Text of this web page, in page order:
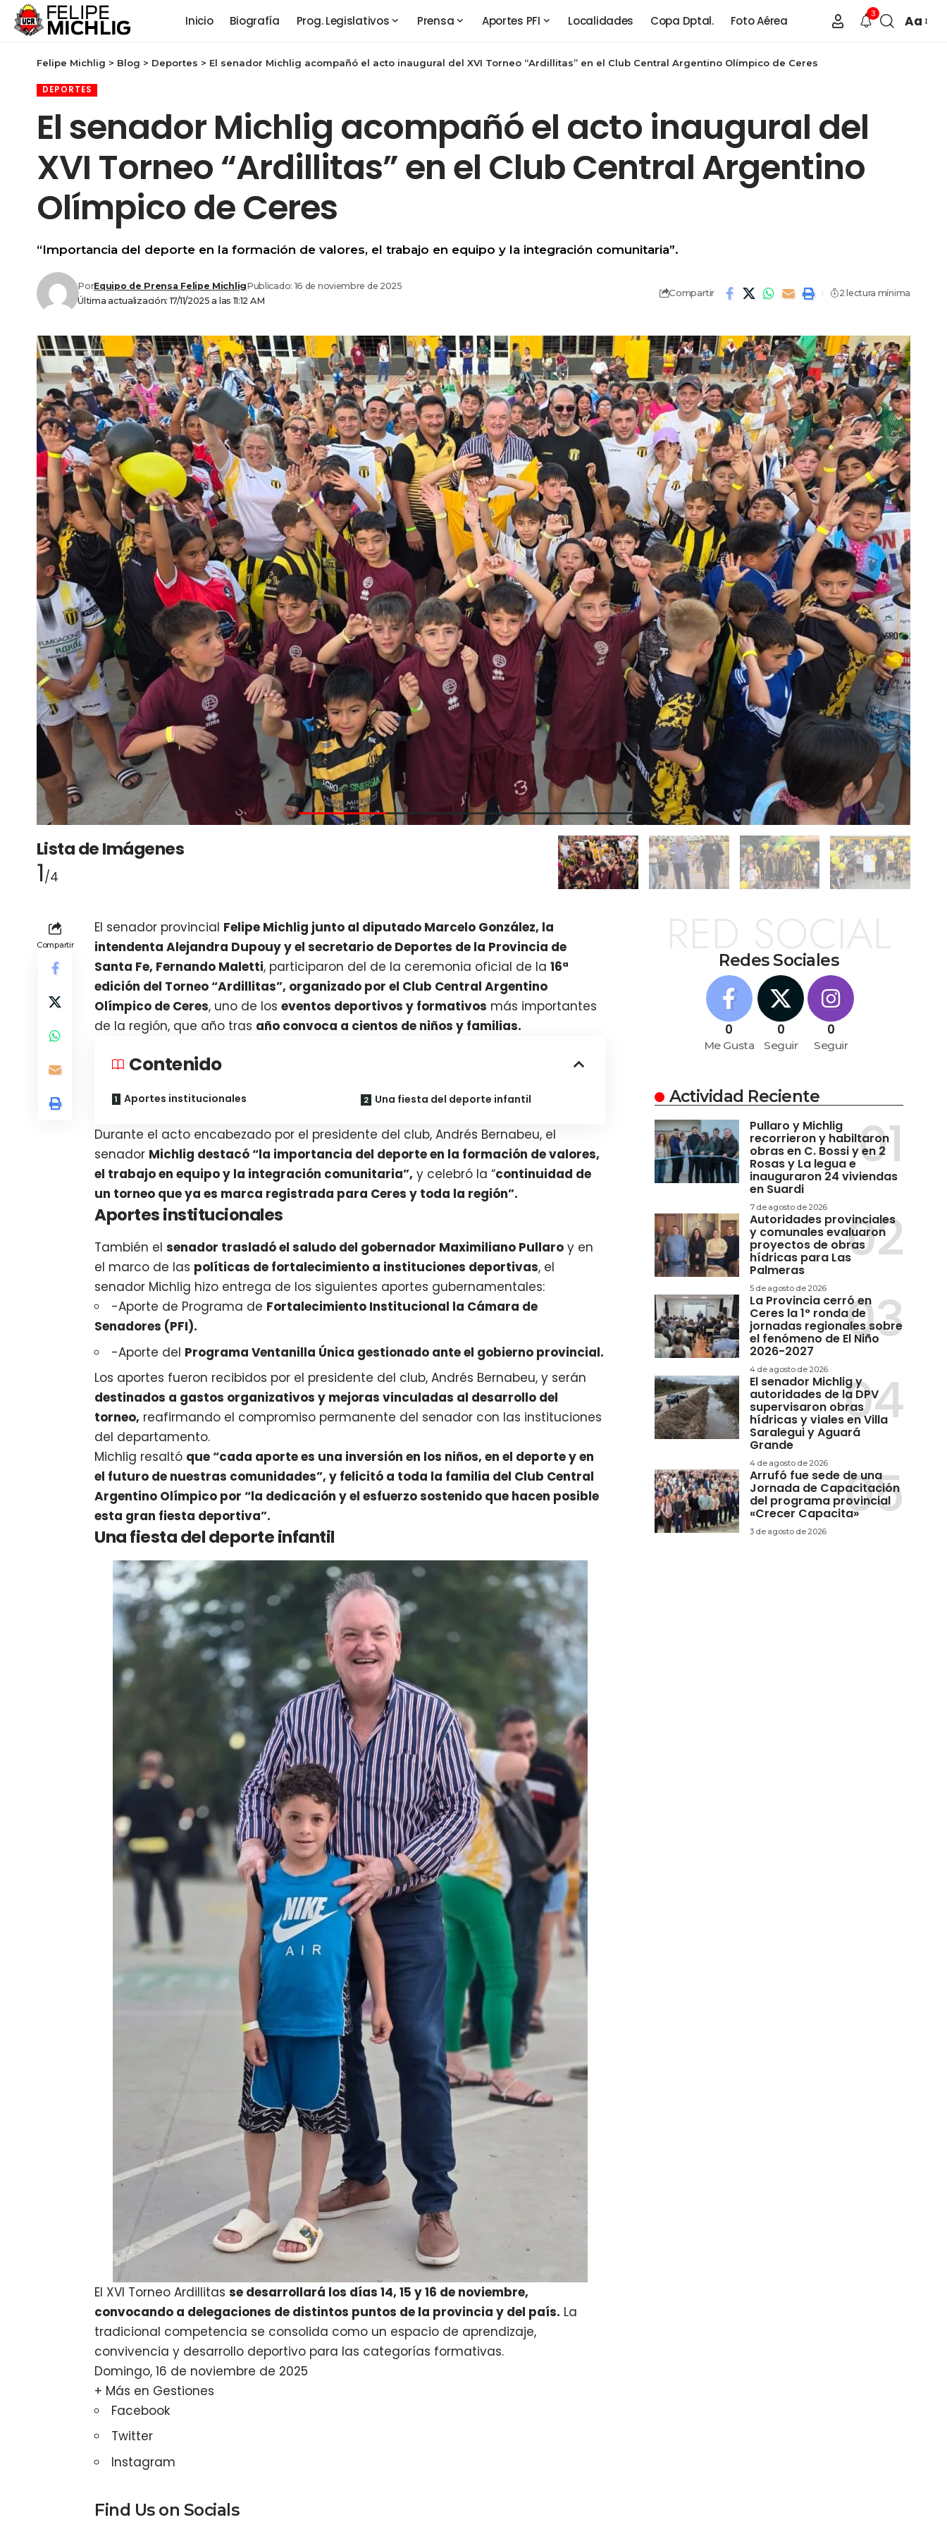
Inicio Biografía Prog. Legislativos Prensa Aportes PFI Localidades Copa Dptal. Foto Aérea
3 Aa
Felipe Michlig > Blog > Deportes > El senador Michlig acompañó el acto inaugural del XVI Torneo “Ardillitas” en el Club Central Argentino Olímpico de Ceres
DEPORTES
El senador Michlig acompañó el acto inaugural del
XVI Torneo “Ardillitas” en el Club Central Argentino
Olímpico de Ceres
“Importancia del deporte en la formación de valores, el trabajo en equipo y la integración comunitaria”.
Última actualización: 17/11/2025 a las 11:12 AM
PorEquipo de Prensa Felipe MichligPublicado: 16 de noviembre de 2025
Compartir 2 lectura mínima
Lista de Imágenes
1/4
Compartir
El senador provincial Felipe Michlig junto al diputado Marcelo González, la
intendenta Alejandra Dupouy y el secretario de Deportes de la Provincia de
Santa Fe, Fernando Maletti, participaron del de la ceremonia oficial de la16ª
edición del Torneo “Ardillitas”, organizado por el Club Central Argentino
Olímpico de Ceres, uno de loseventos deportivos y formativos más importantes
de la región, que año tras año convoca a cientos de niños y familias.
Contenido
Aportes institucionales Una fiesta del deporte infantil
Durante el acto encabezado por el presidente del club, Andrés Bernabeu, el
senador Michlig destacó “la importancia del deporte en la formación de valores,
el trabajo en equipo y la integración comunitaria”, y celebró la “continuidad de
un torneo que ya es marca registrada para Ceres y toda la región”.
Aportes institucionales
También elsenador trasladó el saludo del gobernador Maximiliano Pullaro y en
el marco de las políticas de fortalecimiento a instituciones deportivas, el
senador Michlig hizo entrega de los siguientes aportes gubernamentales:
-Aporte de Programa de Fortalecimiento Institucional la Cámara de
Senadores (PFI).
-Aporte del Programa Ventanilla Única gestionado ante el gobierno provincial.
Los aportes fueron recibidos por el presidente del club, Andrés Bernabeu, y serán
destinados a gastos organizativos y mejoras vinculadas al desarrollo del
torneo, reafirmando el compromiso permanente del senador con las instituciones
del departamento.
Michlig resaltó que “cada aporte es una inversión en los niños, en el deporte y en
el futuro de nuestras comunidades”, y felicitó a toda la familia del Club Central
Argentino Olímpico por “la dedicación y el esfuerzo sostenido que hacen posible
esta gran fiesta deportiva”.
Una fiesta del deporte infantil
El XVI Torneo Ardillitasse desarrollará los días 14, 15 y 16 de noviembre,
convocando a delegaciones de distintos puntos de la provincia y del país. La
tradicional competencia se consolida como un espacio de aprendizaje,
convivencia y desarrollo deportivo para las categorías formativas.
Domingo, 16 de noviembre de 2025
+ Más en Gestiones
Facebook
Twitter
Instagram
Find Us on Socials
Redes Sociales
RED SOCIAL
0
Me Gusta
0
Seguir
0
Seguir
Actividad Reciente
Pullaro y Michlig
recorrieron y habiltaron
obras en C. Bossi y en 2
Rosas y La legua e
inauguraron 24 viviendas
en Suardi
7 de agosto de 2026
Autoridades provinciales
y comunales evaluaron
proyectos de obras
hídricas para Las
Palmeras
5 de agosto de 2026
La Provincia cerró en
Ceres la 1° ronda de
jornadas regionales sobre
el fenómeno de El Niño
2026-2027
4 de agosto de 2026
El senador Michlig y
autoridades de la DPV
supervisaron obras
hídricas y viales en Villa
Saralegui y Aguará
Grande
4 de agosto de 2026
Arrufó fue sede de una
Jornada de Capacitación
del programa provincial
«Crecer Capacita»
3 de agosto de 2026